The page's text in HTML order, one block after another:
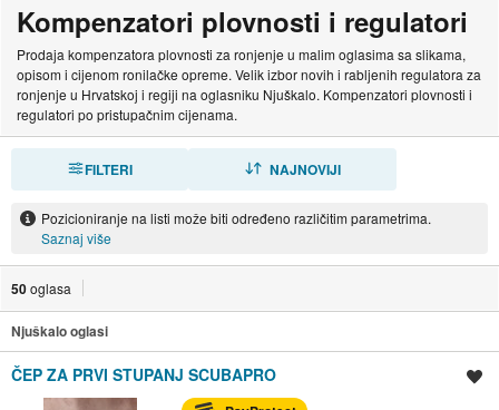
Kompenzatori plovnosti i regulatori
Prodaja kompenzatora plovnosti za ronjenje u malim oglasima sa slikama,
opisom i cijenom ronilačke opreme. Velik izbor novih i rabljenih regulatora za
ronjenje u Hrvatskoj i regiji na oglasniku Njuškalo. Kompenzatori plovnosti i
regulatori po pristupačnim cijenama.
FILTERI NAJNOVIJI
Pozicioniranje na listi može biti određeno različitim parametrima.
Saznaj više
50oglasa
Njuškalo oglasi
ČEP ZA PRVI STUPANJ SCUBAPRO